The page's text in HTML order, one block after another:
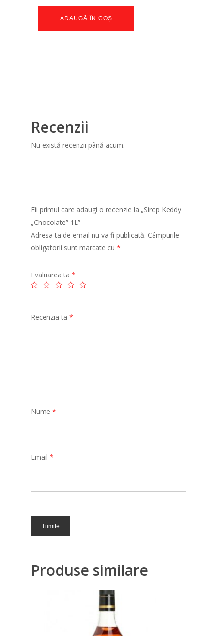
ADAUGĂ ÎN COȘ
Recenzii
Nu există recenzii până acum.
Fii primul care adaugi o recenzie la „Sirop Keddy
„Chocolate” 1L”
Adresa ta de email nu va fi publicată. Câmpurile
obligatorii sunt marcate cu *
Evaluarea ta *
Recenzia ta *
Nume *
Email *
Produse similare